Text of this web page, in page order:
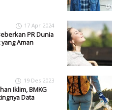
17 Apr 2024
PR Dunia
Aman
19 Des 2023
Iklim, BMKG
Data